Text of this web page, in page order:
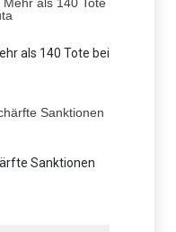
als 140 Tote bei
Sanktionen